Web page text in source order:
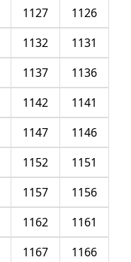
1126
1127
1131
1132
1136
1137
1141
1142
1146
1147
1151
1152
1156
1157
1161
1162
1166
1167